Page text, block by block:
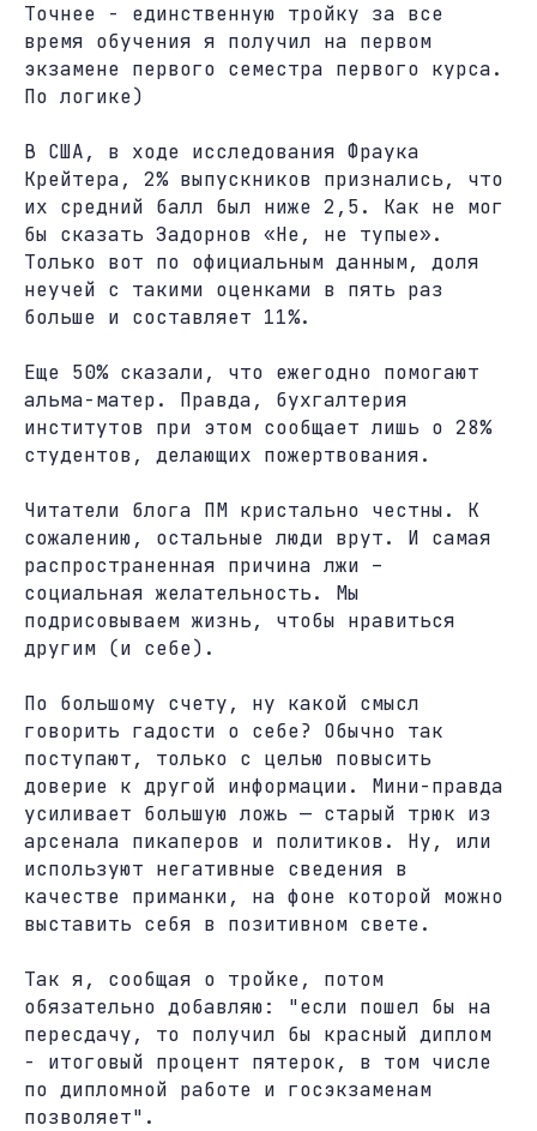
Точнее - единственную тройку за все
время обучения я получил на первом
экзамене первого семестра первого курса.
По логике)
В США, в ходе исследования Фраука
Крейтера, 2% выпускников признались, что
их средний балл был ниже 2,5. Как не мог
бы сказать Задорнов «Не, не тупые».
Только вот по официальным данным, доля
неучей с такими оценками в пять раз
больше и составляет 11%.
Еще 50% сказали, что ежегодно помогают
альма-матер. Правда, бухгалтерия
институтов при этом сообщает лишь о 28%
студентов, делающих пожертвования.
Читатели блога ПМ кристально честны. К
сожалению, остальные люди врут. И самая
распространенная причина лжи –
социальная желательность. Мы
подрисовываем жизнь, чтобы нравиться
другим (и себе).
По большому счету, ну какой смысл
говорить гадости о себе? Обычно так
поступают, только с целью повысить
доверие к другой информации. Мини-правда
усиливает большую ложь — старый трюк из
арсенала пикаперов и политиков. Ну, или
используют негативные сведения в
качестве приманки, на фоне которой можно
выставить себя в позитивном свете.
Так я, сообщая о тройке, потом
обязательно добавляю: "если пошел бы на
пересдачу, то получил бы красный диплом
- итоговый процент пятерок, в том числе
по дипломной работе и госэкзаменам
позволяет".